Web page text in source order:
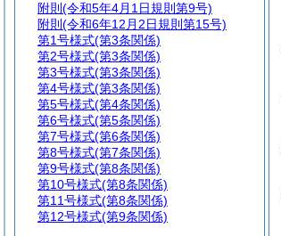
附則 (令和5年4月1日規則第9号)
附則 (令和6年12月2日規則第15号)
第1号様式(第3条関係)
第2号様式(第3条関係)
第3号様式(第3条関係)
第4号様式(第3条関係)
第5号様式(第4条関係)
第6号様式(第5条関係)
第7号様式(第6条関係)
第8号様式(第7条関係)
第9号様式(第8条関係)
第10号様式(第8条関係)
第11号様式(第8条関係)
第12号様式(第9条関係)